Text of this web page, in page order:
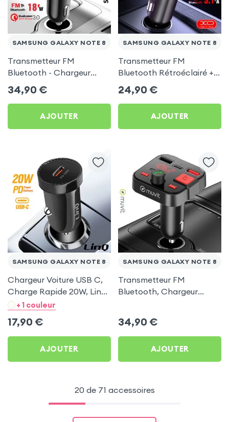
SAMSUNG GALAXY NOTE 8
Transmetteur FM
Bluetooth - Chargeur
Voiture USB C + USB -
Swissten
34,90 €
AJOUTER
SAMSUNG GALAXY NOTE 8
Transmetteur FM
Bluetooth Rétroéclairé +
Chargeur Voiture USB C
et USB - XO
24,90 €
AJOUTER
SAMSUNG GALAXY NOTE 8
Chargeur Voiture USB C,
Charge Rapide 20W, LinQ
- Noir pour Samsung
+ 1 couleur
17,90 €
AJOUTER
SAMSUNG GALAXY NOTE 8
Transmetteur FM
Bluetooth, Chargeur
34,90 €
AJOUTER
20 de 71 accessoires